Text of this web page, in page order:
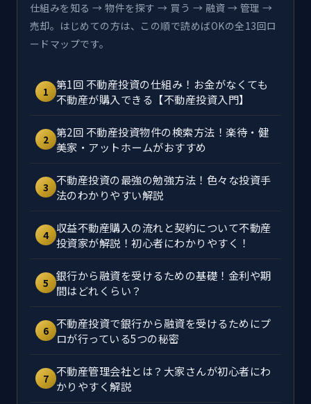
仕組みを知る → 物件を探す → 買う → 融資 → 管理 →
売却。はじめての方は、この順で読めばOKの全13回ロ
ードマップです。
1 第1回 不動産投資の仕組み！お金がなくても
不動産が購入できる【不動産投資入門】
2 第2回 不動産投資物件の検索方法！楽待・健
美家・アットホームがおすすめ
3
不動産投資の最強の勉強方法！色々な投資手
法のわかりやすい解説
4 収益不動産購入の流れと契約について不動産
投資家が解説！初心者にわかりやすく！
5 銀行から融資を受けるための基礎！金利や期
間はどれくらい？
6 不動産投資で銀行から融資を受けるためにプ
ロが行っている5つの秘密
7 不動産管理会社とは？大家さんが初心者にわ
かりやすく解説